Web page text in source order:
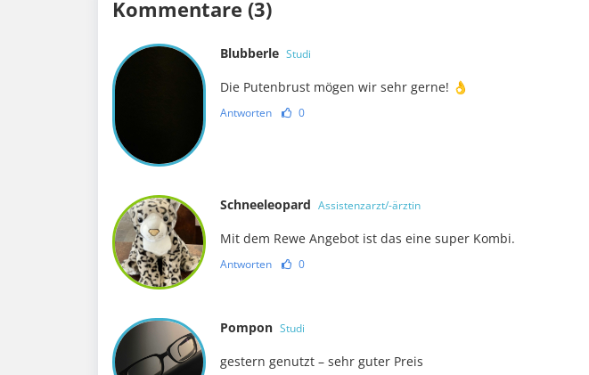
Kommentare (3)
Blubberle Studi
Die Putenbrust mögen wir sehr gerne! 👌
Antworten 0
Schneeleopard Assistenzarzt/-ärztin
Mit dem Rewe Angebot ist das eine super Kombi.
Antworten 0
Pompon Studi
gestern genutzt – sehr guter Preis